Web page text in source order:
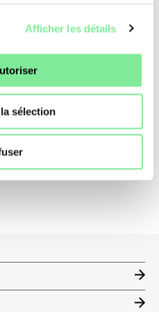
Afficher les détails
sélection